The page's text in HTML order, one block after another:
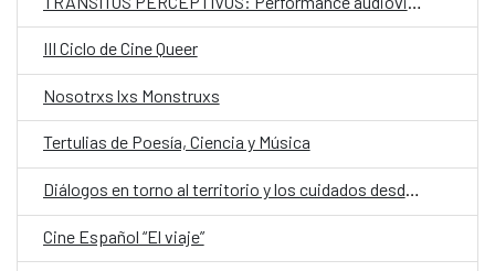
III Ciclo de Cine Queer
Nosotrxs lxs Monstruxs
Tertulias de Poesía, Ciencia y Música
Diálogos en torno al territorio y los cuidados desde una mirada de género
Cine Español “El viaje”